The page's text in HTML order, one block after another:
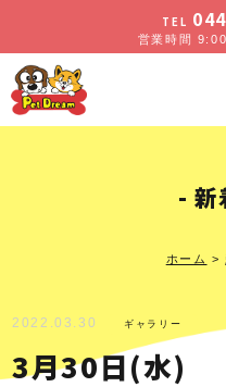
TEL
営業時間
新
ホーム >
2022.03.30 ギャラリー
3月30日(水)